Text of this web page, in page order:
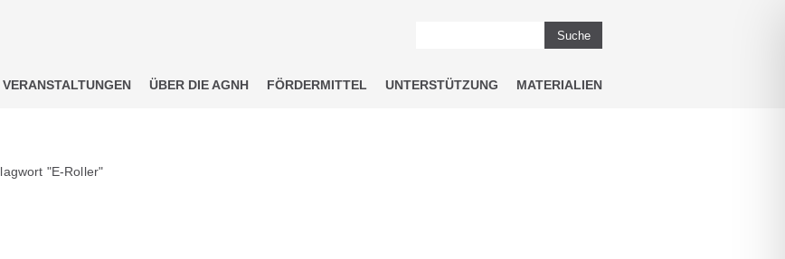
Suche
VERANSTALTUNGEN ÜBER DIE AGNH FÖRDERMITTEL UNTERSTÜTZUNG MATERIALIEN
"E-Roller"